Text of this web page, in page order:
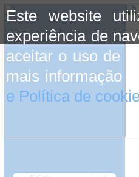
Este website
experiência de
aceitar o uso de
mais informação
e Política de